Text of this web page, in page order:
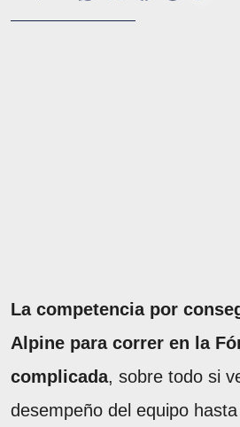
La competencia por
Alpine para correr en la
complicada, sobre todo si
desempeño del equipo